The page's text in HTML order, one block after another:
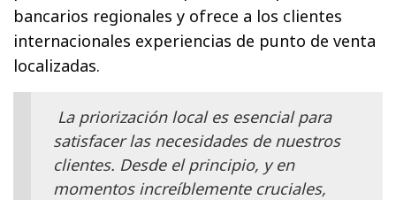
bancarios regionales y ofrece a los clientes
internacionales experiencias de punto de venta
localizadas.
La priorización local es esencial para
satisfacer las necesidades de nuestros
clientes. Desde el principio, y en
momentos increíblemente cruciales,